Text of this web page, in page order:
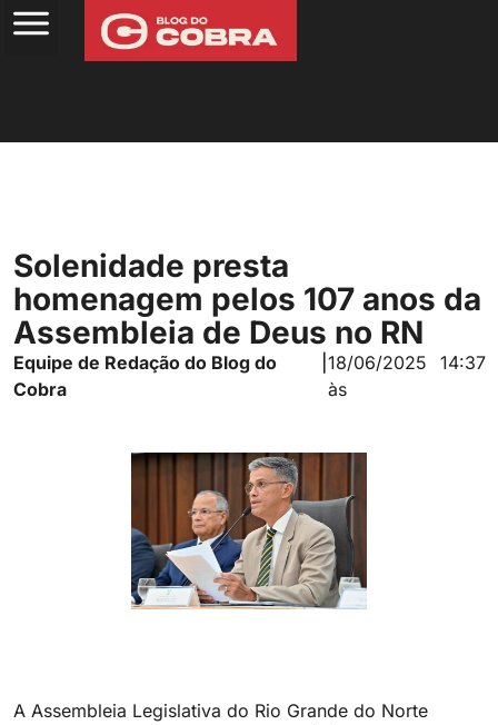
Solenidade presta
homenagem pelos 107 anos da
Assembleia de Deus no RN
Equipe de Redação do Blog do
Cobra
|18/06/2025
às
14:37
A Assembleia Legislativa do Rio Grande do Norte